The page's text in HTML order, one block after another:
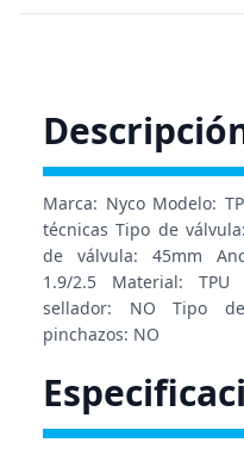
Marca: Nyco Modelo:
técnicas Tipo de
de válvula: 45mm
1.9/2.5 Material:
sellador: NO Tipo
pinchazos: NO